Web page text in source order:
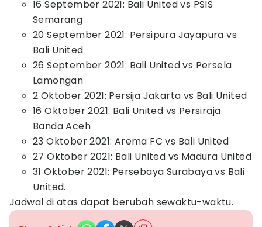
16 September 2021: Bali United vs PSIS
Semarang
20 September 2021: Persipura Jayapura vs
Bali United
26 September 2021: Bali United vs Persela
Lamongan
2 Oktober 2021: Persija Jakarta vs Bali United
16 Oktober 2021: Bali United vs Persiraja
Banda Aceh
23 Oktober 2021: Arema FC vs Bali United
27 Oktober 2021: Bali United vs Madura United
31 Oktober 2021: Persebaya Surabaya vs Bali
United.
Jadwal di atas dapat berubah sewaktu-waktu.